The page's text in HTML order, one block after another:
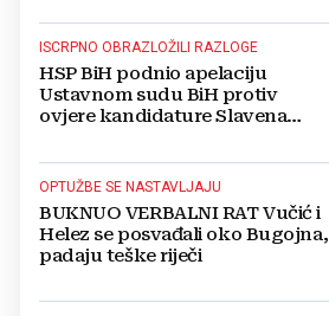
ISCRPNO OBRAZLOŽILI RAZLOGE
HSP BiH podnio apelaciju
Ustavnom sudu BiH protiv
ovjere kandidature Slavena
OPTUŽBE SE NASTAVLJAJU
BUKNUO VERBALNI RAT Vučić i
Helez se posvađali oko Bugojna,
padaju teške riječi